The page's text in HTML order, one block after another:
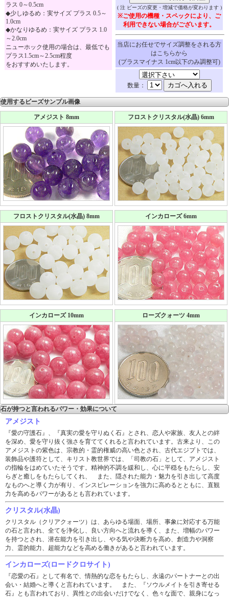
ラス 0～0.5cm
◆少しゆるめ：実サイズ プラス 0.5～
1.0cm
◆かなりゆるめ：実サイズ プラス 1.0
～2.0cm
ニューホック使用の場合は、最低でも
プラス1.5cm～2.5cm程度
をおすすめいたします。
( 注 ビーズの変更・増減で価格が変わります )
※ご使用の機種・スペックにより、ご
利用できない場合がございます。
当店にお任せでサイズ調整をされる方
はこちらから
(プラスマイナス 1cm以下のみ調整可)
数量：
使用するビーズサンプル画像
アメジスト 8mm フロストクリスタル(水晶) 6mm
フロストクリスタル(水晶) 8mm インカローズ 6mm
インカローズ 10mm ローズクォーツ 4mm
石が持つと言われるパワー・効果について
アメジスト
『愛の守護石』、『真実の愛を守りぬく石』とされ、恋人や家族、友人との絆
を深め、愛を守り抜く強さを育ててくれると言われています。古来より、この
アメジストの紫色は、宗教的・霊的権威の高い色とされ、古代エジプトでは、
装飾品や護符として、キリスト教世界では、「司教の石」として、アメジスト
の指輪をはめていたそうです。精神的不調を緩和し、心に平穏をもたらし、安
らぎと癒しをもたらしてくれ、 また、隠された能力・魅力を引き出して高度
なものへと導く力が有り、インスピレーションを強力に高めるとともに、直観
力を高めるパワーがあるとも言われています。
クリスタル(水晶)
クリスタル（クリアクォーツ）は、あらゆる場面、場所、事象に対応する万能
の石と言われ、全てを浄化し、良い方向へと流れを導く、また、増幅のパワー
を持つとされ、潜在能力を引き出し、やる気や決断力を高め、創造力や洞察
力、霊的能力、超能力などを高める働きがあると言われています。
インカローズ(ロードクロサイト)
『恋愛の石』として有名で、情熱的な恋をもたらし、永遠のパートナーとの出
会い・結婚へと導くと言われています。 また、『ソウルメイトを引き寄せる
石』とも言われており、異性との出会いだけでなく、色々な面で、親身になっ